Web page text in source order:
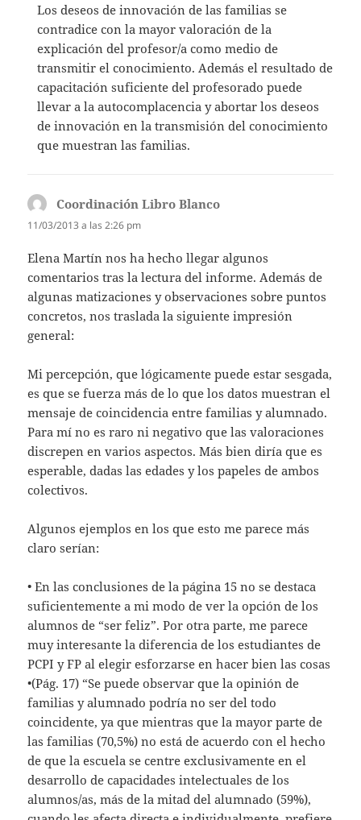
Los deseos de innovación de las familias se
contradice con la mayor valoración de la
explicación del profesor/a como medio de
transmitir el conocimiento. Además el resultado de
capacitación suficiente del profesorado puede
llevar a la autocomplacencia y abortar los deseos
de innovación en la transmisión del conocimiento
que muestran las familias.
Coordinación Libro Blanco
11/03/2013 a las 2:26 pm
Elena Martín nos ha hecho llegar algunos
comentarios tras la lectura del informe. Además de
algunas matizaciones y observaciones sobre puntos
concretos, nos traslada la siguiente impresión
general:
Mi percepción, que lógicamente puede estar sesgada,
es que se fuerza más de lo que los datos muestran el
mensaje de coincidencia entre familias y alumnado.
Para mí no es raro ni negativo que las valoraciones
discrepen en varios aspectos. Más bien diría que es
esperable, dadas las edades y los papeles de ambos
colectivos.
Algunos ejemplos en los que esto me parece más
claro serían:
• En las conclusiones de la página 15 no se destaca
suficientemente a mi modo de ver la opción de los
alumnos de “ser feliz”. Por otra parte, me parece
muy interesante la diferencia de los estudiantes de
PCPI y FP al elegir esforzarse en hacer bien las cosas
•(Pág. 17) “Se puede observar que la opinión de
familias y alumnado podría no ser del todo
coincidente, ya que mientras que la mayor parte de
las familias (70,5%) no está de acuerdo con el hecho
de que la escuela se centre exclusivamente en el
desarrollo de capacidades intelectuales de los
alumnos/as, más de la mitad del alumnado (59%),